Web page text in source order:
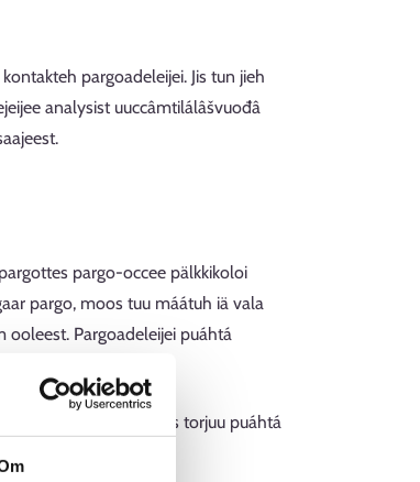
pargoadeleijei. Jis tun jieh
analysist uuccâmtilálâšvuođâ
pargo-occee pälkkikoloi
pargo, moos tuu máátuh iä vala
Pargoadeleijei puáhtá
várás pälkkitorjuu. Jis torjuu puáhtá